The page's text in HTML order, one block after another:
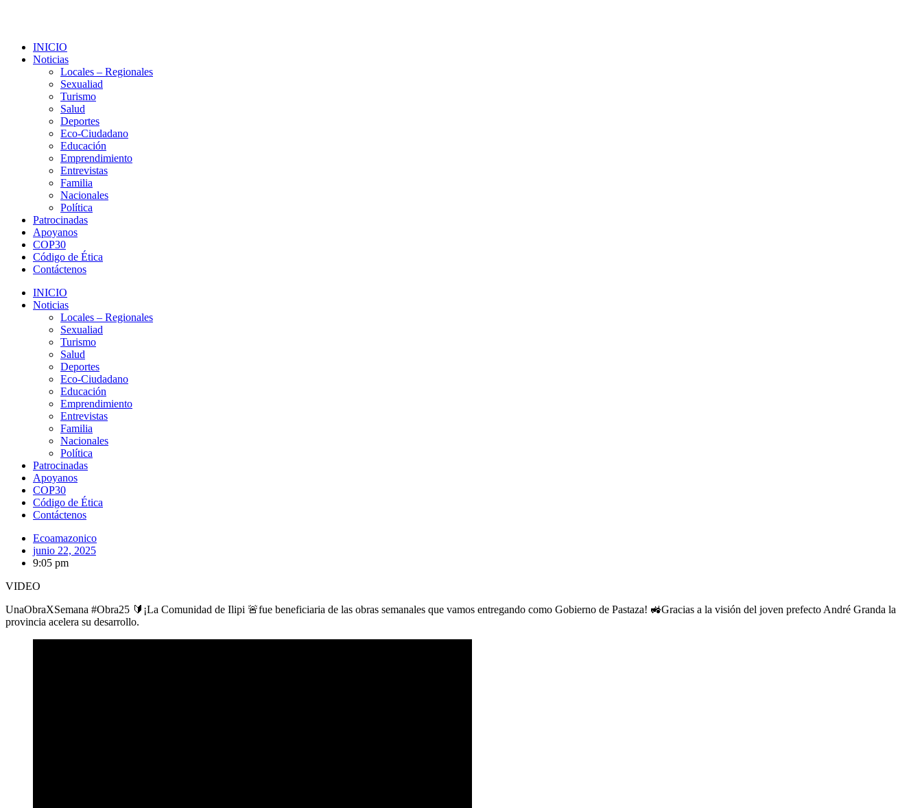
INICIO
Noticias
Locales – Regionales
Sexualiad
Turismo
Salud
Deportes
Eco-Ciudadano
Educación
Emprendimiento
Entrevistas
Familia
Nacionales
Política
Patrocinadas
Apoyanos
COP30
Código de Ética
Contáctenos
INICIO
Noticias
Locales – Regionales
Sexualiad
Turismo
Salud
Deportes
Eco-Ciudadano
Educación
Emprendimiento
Entrevistas
Familia
Nacionales
Política
Patrocinadas
Apoyanos
COP30
Código de Ética
Contáctenos
Ecoamazonico
junio 22, 2025
9:05 pm
VIDEO
UnaObraXSemana #Obra25 🔰¡La Comunidad de Ilipi 🚨fue beneficiaria de las obras semanales que vamos entregando como Gobierno de Pastaza! 🚜Gracias a la visión del joven prefecto André Granda la
provincia acelera su desarrollo.